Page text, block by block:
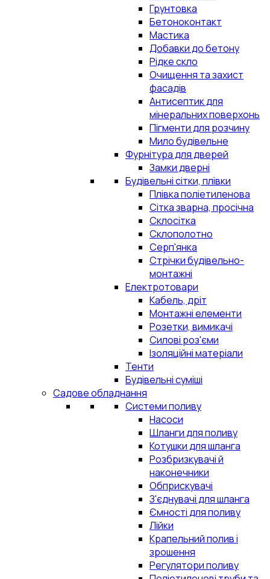
Грунтовка
Бетоноконтакт
Мастика
Добавки до бетону
Рідке скло
Очищення та захист
фасадів
Антисептик для
мінеральних поверхонь
Пігменти для розчину
Мило будівельне
Фурнітура для дверей
Замки дверні
Будівельні сітки, плівки
Плівка поліетиленова
Сітка зварна, просічна
Склосітка
Склополотно
Серп'янка
Стрічки будівельно-
монтажні
Електротовари
Кабель, дріт
Монтажні елементи
Розетки, вимикачі
Силові роз'єми
Ізоляційні матеріали
Тенти
Будівельні суміші
Садове обладнання
Системи поливу
Насоси
Шланги для поливу
Котушки для шланга
Розбризкувачі й
наконечники
Обприскувачі
З'єднувачі для шланга
Ємності для поливу
Лійки
Крапельний полив і
зрошення
Регулятори поливу